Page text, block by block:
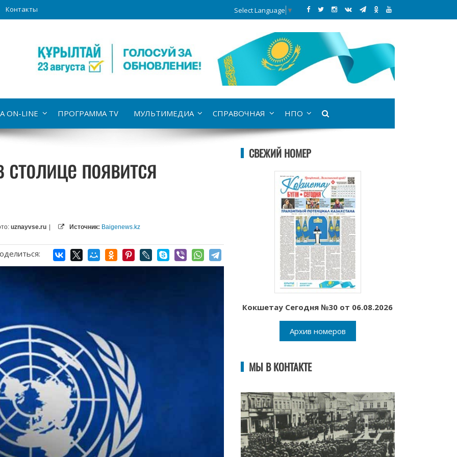
Контакты Select Language ▼
ON-LINE ПРОГРАММА TV МУЛЬТИМЕДИА СПРАВОЧНАЯ НПО
появится
uznayvse.ru | Источник: Baigenews.kz
СВЕЖИЙ НОМЕР
Кокшетау Сегодня №30 от 06.08.2026
Архив номеров
МЫ В КОНТАКТЕ